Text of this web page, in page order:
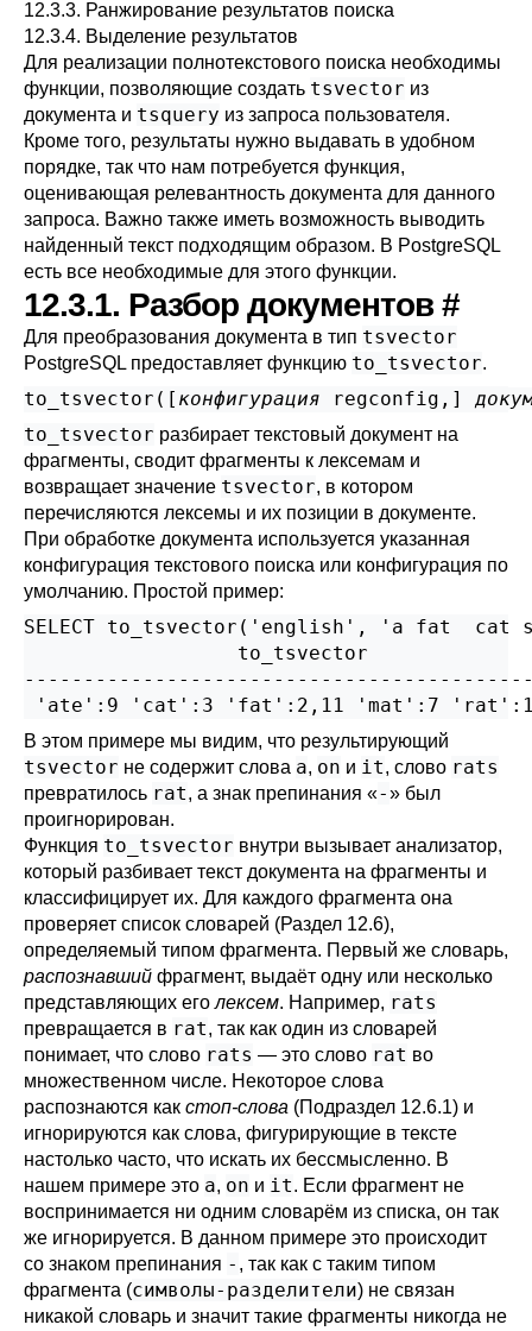
12.3.3. Ранжирование результатов поиска
12.3.4. Выделение результатов
Для реализации полнотекстового поиска необходимы
функции, позволяющие создать tsvector из
документа и tsquery из запроса пользователя.
Кроме того, результаты нужно выдавать в удобном
порядке, так что нам потребуется функция,
оценивающая релевантность документа для данного
запроса. Важно также иметь возможность выводить
найденный текст подходящим образом. В PostgreSQL
есть все необходимые для этого функции.
12.3.1. Разбор документов #
Для преобразования документа в тип tsvector
PostgreSQL предоставляет функцию to_tsvector.
to_tsvector([ конфигурация regconfig , ]
to_tsvector разбирает текстовый документ на
фрагменты, сводит фрагменты к лексемам и
возвращает значение tsvector, в котором
перечисляются лексемы и их позиции в документе.
При обработке документа используется указанная
конфигурация текстового поиска или конфигурация по
умолчанию. Простой пример:
SELECT to_tsvector('english', 'a fat
                  to_tsvector
В этом примере мы видим, что результирующий
tsvector не содержит слова a, on и it, слово rats
превратилось rat, а знак препинания «-» был
проигнорирован.
Функция to_tsvector внутри вызывает анализатор,
который разбивает текст документа на фрагменты и
классифицирует их. Для каждого фрагмента она
проверяет список словарей (Раздел 12.6),
определяемый типом фрагмента. Первый же словарь,
распознавший фрагмент, выдаёт одну или несколько
представляющих его лексем. Например, rats
превращается в rat, так как один из словарей
понимает, что слово rats — это слово rat во
множественном числе. Некоторое слова
распознаются как стоп-слова (Подраздел 12.6.1) и
игнорируются как слова, фигурирующие в тексте
настолько часто, что искать их бессмысленно. В
нашем примере это a, on и it. Если фрагмент не
воспринимается ни одним словарём из списка, он так
же игнорируется. В данном примере это происходит
со знаком препинания - , так как с таким типом
фрагмента (символы-разделители) не связан
никакой словарь и значит такие фрагменты никогда не